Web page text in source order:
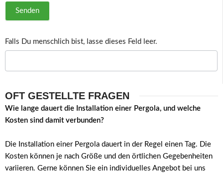
Senden
Falls Du menschlich bist, lasse dieses Feld leer.
OFT GESTELLTE FRAGEN
Wie lange dauert die Installation einer Pergola, und welche
Kosten sind damit verbunden?
Die Installation einer Pergola dauert in der Regel einen Tag. Die
Kosten können je nach Größe und den örtlichen Gegebenheiten
variieren. Gerne können Sie ein individuelles Angebot bei uns